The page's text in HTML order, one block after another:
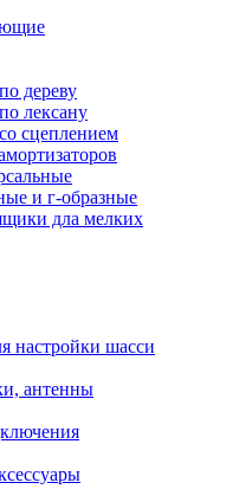
дереву
лексану
сцеплением
и г-образные
дла мелких
настройки шасси
антенны